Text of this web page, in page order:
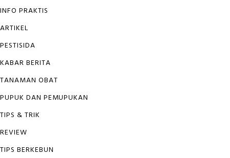
INFO PRAKTIS
ARTIKEL
PESTISIDA
KABAR BERITA
TANAMAN OBAT
PUPUK DAN PEMUPUKAN
TIPS & TRIK
REVIEW
TIPS BERKEBUN